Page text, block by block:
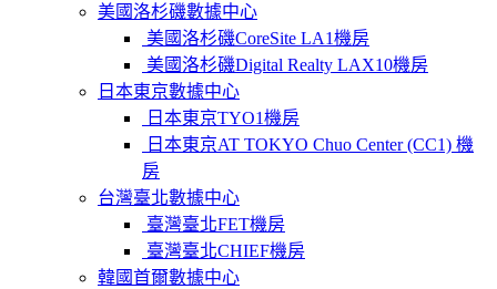
美國洛杉磯數據中心
美國洛杉磯CoreSite LA1機房
美國洛杉磯Digital Realty LAX10機房
日本東京數據中心
日本東京TYO1機房
日本東京AT TOKYO Chuo Center (CC1) 機
房
台灣臺北數據中心
臺灣臺北FET機房
臺灣臺北CHIEF機房
韓國首爾數據中心